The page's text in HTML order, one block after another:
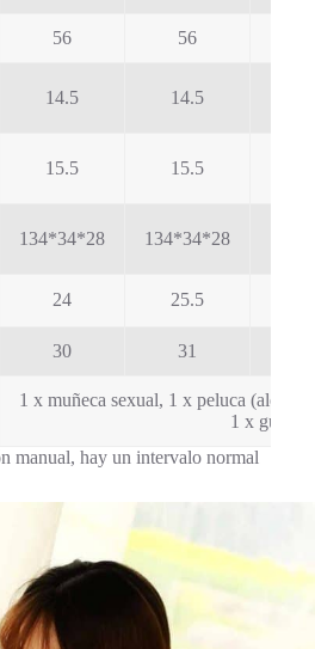
56 56
14.5 14.5
15.5 15.5
134*34*28 134*34*28
24 25.5
30 31
1 x muñeca sexual, 1 x peluca
1 x
manual, hay un intervalo normal